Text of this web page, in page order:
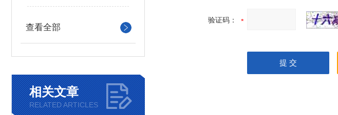
查看全部
相关文章
RELATED ARTICLES
验证码：